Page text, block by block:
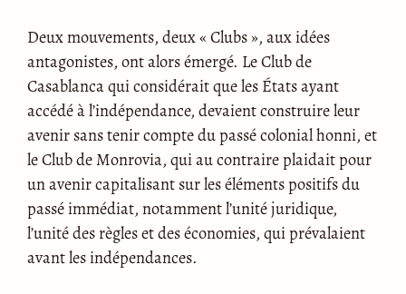
Deux mouvements, deux « Clubs », aux idées
antagonistes, ont alors émergé. Le Club de
Casablanca qui considérait que les États ayant
accédé à l’indépendance, devaient construire leur
avenir sans tenir compte du passé colonial honni, et
le Club de Monrovia, qui au contraire plaidait pour
un avenir capitalisant sur les éléments positifs du
passé immédiat, notamment l’unité juridique,
l’unité des règles et des économies, qui prévalaient
avant les indépendances.